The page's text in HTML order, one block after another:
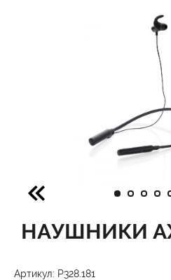
НАУШНИКИ
Артикул: P328.181